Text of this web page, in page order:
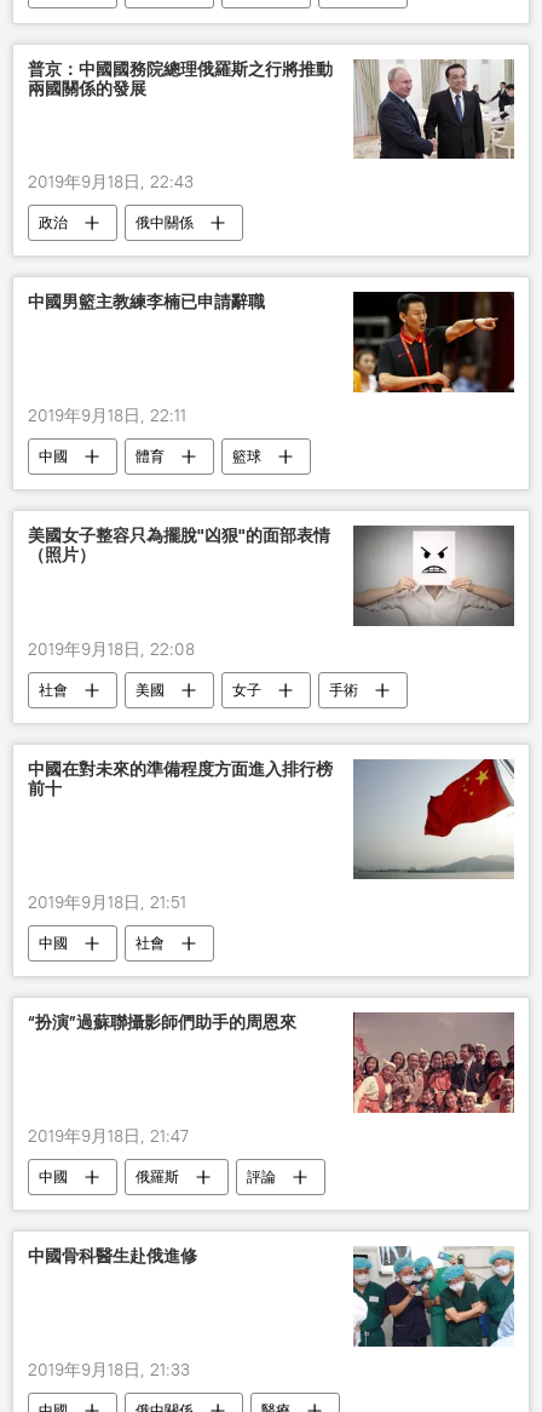
普京：中國國務院總理俄羅斯之行將推動
兩國關係的發展
2019年9月18日, 22:43
政治 俄中關係
中國男籃主教練李楠已申請辭職
2019年9月18日, 22:11
中國 體育 籃球
美國女子整容只為擺脫"凶狠"的面部表情
（照片）
2019年9月18日, 22:08
社會 美國 女子 手術
中國在對未來的準備程度方面進入排行榜
前十
2019年9月18日, 21:51
中國 社會
“扮演”過蘇聯攝影師們助手的周恩來
2019年9月18日, 21:47
中國 俄羅斯 評論
中國骨科醫生赴俄進修
2019年9月18日, 21:33